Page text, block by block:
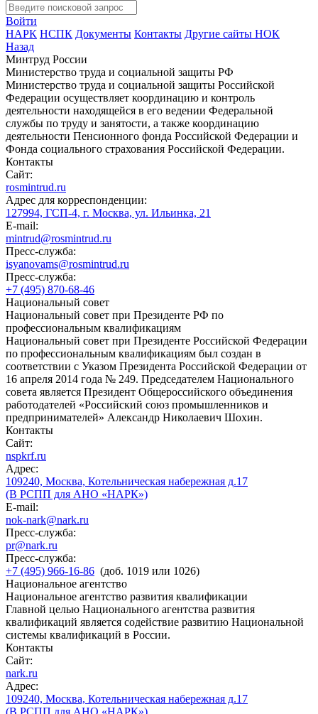
Войти
НАРК НСПК Документы Контакты Другие сайты НОК
Назад
Минтруд России
Министерство труда и социальной защиты РФ
Министерство труда и социальной защиты Российской
Федерации осуществляет координацию и контроль
деятельности находящейся в его ведении Федеральной
службы по труду и занятости, а также координацию
деятельности Пенсионного фонда Российской Федерации и
Фонда социального страхования Российской Федерации.
Контакты
Сайт:
rosmintrud.ru
Адрес для корреспонденции:
127994, ГСП-4, г. Москва, ул. Ильинка, 21
E-mail:
mintrud@rosmintrud.ru
Пресс-служба:
isyanovams@rosmintrud.ru
Пресс-служба:
+7 (495) 870-68-46
Национальный совет
Национальный совет при Президенте РФ по
профессиональным квалификациям
Национальный совет при Президенте Российской Федерации
по профессиональным квалификациям был создан в
соответствии с Указом Президента Российской Федерации от
16 апреля 2014 года № 249. Председателем Национального
совета является Президент Общероссийского объединения
работодателей «Российский союз промышленников и
предпринимателей» Александр Николаевич Шохин.
Контакты
Сайт:
nspkrf.ru
Адрес:
109240, Москва, Котельническая набережная д.17
(В РСПП для АНО «НАРК»)
E-mail:
nok-nark@nark.ru
Пресс-служба:
pr@nark.ru
Пресс-служба:
+7 (495) 966-16-86 (доб. 1019 или 1026)
Национальное агентство
Национальное агентство развития квалификации
Главной целью Национального агентства развития
квалификаций является содействие развитию Национальной
системы квалификаций в России.
Контакты
Сайт:
nark.ru
Адрес:
109240, Москва, Котельническая набережная д.17
(В РСПП для АНО «НАРК»)